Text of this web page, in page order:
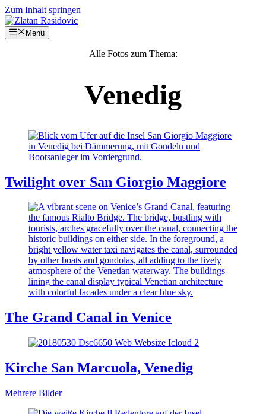
Zum Inhalt springen
Menü
Alle Fotos zum Thema:
Venedig
Twilight over San Giorgio Maggiore
The Grand Canal in Venice
Kirche San Marcuola, Venedig
Mehrere Bilder